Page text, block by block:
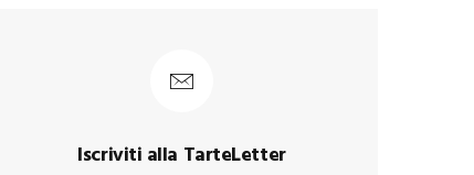
Iscriviti alla TarteLetter